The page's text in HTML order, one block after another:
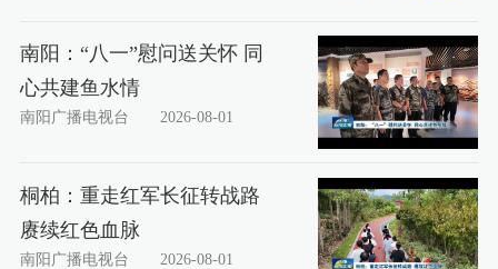
南阳：“八一”慰问送关怀 同
心共建鱼水情
南阳广播电视台 2026-08-01
桐柏：重走红军长征转战路
赓续红色血脉
南阳广播电视台 2026-08-01